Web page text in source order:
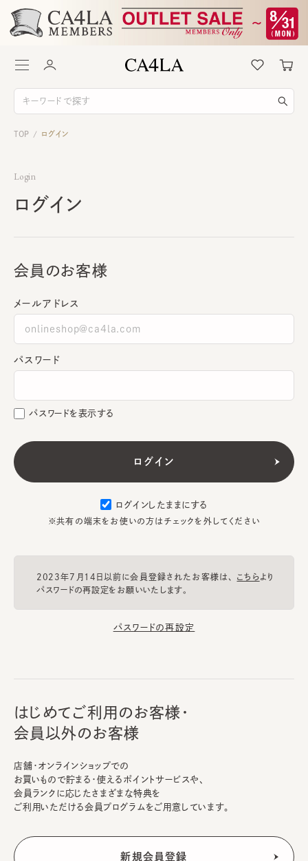
TOP / ログイン
Login
ログイン
会員のお客様
メールアドレス
パスワード
パスワードを表示する
ログインしたままにする
※共有の端末をお使いの方はチェックを外してください
2023年7月14日以前に会員登録されたお客様は、 こちらより
パスワードの再設定をお願いいたします。
パスワードの再設定
はじめてご利用のお客様・
会員以外のお客様
店舗・オンラインショップでの
お買いもので貯まる・使えるポイントサービスや、
会員ランクに応じたさまざまな特典を
ご利用いただける会員プログラムをご用意しています。